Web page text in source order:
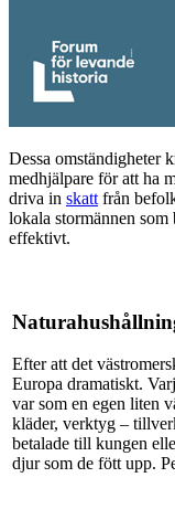
Dessa omständigheter
medhjälpare för att ha
driva in skatt från
lokala stormännen
effektivt.
Efter att det
Europa dramatiskt.
var som en egen liten
kläder, verktyg –
betalade till kungen
djur som de fött upp.